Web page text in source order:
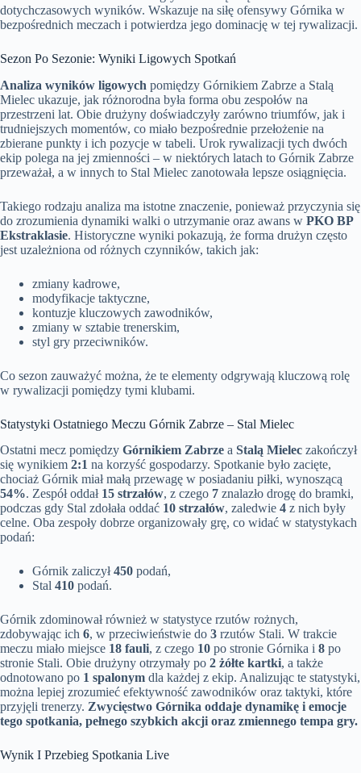
dotychczasowych wyników. Wskazuje na siłę ofensywy Górnika w
bezpośrednich meczach i potwierdza jego dominację w tej rywalizacji.
Sezon Po Sezonie: Wyniki Ligowych Spotkań
Analiza wyników ligowych pomiędzy Górnikiem Zabrze a Stalą
Mielec ukazuje, jak różnorodna była forma obu zespołów na
przestrzeni lat. Obie drużyny doświadczyły zarówno triumfów, jak i
trudniejszych momentów, co miało bezpośrednie przełożenie na
zbierane punkty i ich pozycje w tabeli. Urok rywalizacji tych dwóch
ekip polega na jej zmienności – w niektórych latach to Górnik Zabrze
przeważał, a w innych to Stal Mielec zanotowała lepsze osiągnięcia.
Takiego rodzaju analiza ma istotne znaczenie, ponieważ przyczynia się
do zrozumienia dynamiki walki o utrzymanie oraz awans w PKO BP
Ekstraklasie. Historyczne wyniki pokazują, że forma drużyn często
jest uzależniona od różnych czynników, takich jak:
zmiany kadrowe,
modyfikacje taktyczne,
kontuzje kluczowych zawodników,
zmiany w sztabie trenerskim,
styl gry przeciwników.
Co sezon zauważyć można, że te elementy odgrywają kluczową rolę
w rywalizacji pomiędzy tymi klubami.
Statystyki Ostatniego Meczu Górnik Zabrze – Stal Mielec
Ostatni mecz pomiędzy Górnikiem Zabrze a Stalą Mielec zakończył
się wynikiem 2:1 na korzyść gospodarzy. Spotkanie było zacięte,
chociaż Górnik miał małą przewagę w posiadaniu piłki, wynoszącą
54%. Zespół oddał 15 strzałów, z czego 7 znalazło drogę do bramki,
podczas gdy Stal zdołała oddać 10 strzałów, zaledwie 4 z nich były
celne. Oba zespoły dobrze organizowały grę, co widać w statystykach
podań:
Górnik zaliczył450 podań,
Stal 410 podań.
Górnik zdominował również w statystyce rzutów rożnych,
zdobywając ich 6, w przeciwieństwie do 3 rzutów Stali. W trakcie
meczu miało miejsce 18 fauli, z czego 10 po stronie Górnika i 8 po
stronie Stali. Obie drużyny otrzymały po 2 żółte kartki, a także
odnotowano po 1 spalonym dla każdej z ekip. Analizując te statystyki,
można lepiej zrozumieć efektywność zawodników oraz taktyki, które
przyjęli trenerzy. Zwycięstwo Górnika oddaje dynamikę i emocje
tego spotkania, pełnego szybkich akcji oraz zmiennego tempa gry.
Wynik I Przebieg Spotkania Live